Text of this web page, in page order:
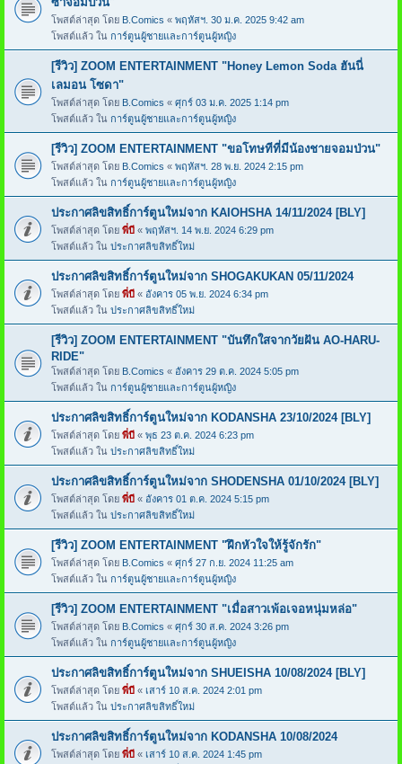
โพสต์ล่าสุด โดย B.Comics « พฤหัสฯ. 30 ม.ค. 2025 9:42 am
โพสต์แล้ว ใน การ์ตูนผู้ชายและการ์ตูนผู้หญิง
[รีวิว] ZOOM ENTERTAINMENT "Honey Lemon Soda ฮันนี่
เลมอน โซดา"
โพสต์ล่าสุด โดย B.Comics « ศุกร์ 03 ม.ค. 2025 1:14 pm
โพสต์แล้ว ใน การ์ตูนผู้ชายและการ์ตูนผู้หญิง
[รีวิว] ZOOM ENTERTAINMENT "ขอโทษทีที่มีน้องชายจอมป่วน"
โพสต์ล่าสุด โดย B.Comics « พฤหัสฯ. 28 พ.ย. 2024 2:15 pm
โพสต์แล้ว ใน การ์ตูนผู้ชายและการ์ตูนผู้หญิง
ประกาศลิขสิทธิ์การ์ตูนใหม่จาก KAIOHSHA 14/11/2024 [BLY]
โพสต์ล่าสุด โดย พี่บี « พฤหัสฯ. 14 พ.ย. 2024 6:29 pm
โพสต์แล้ว ใน ประกาศลิขสิทธิ์ใหม่
ประกาศลิขสิทธิ์การ์ตูนใหม่จาก SHOGAKUKAN 05/11/2024
โพสต์ล่าสุด โดย พี่บี « อังคาร 05 พ.ย. 2024 6:34 pm
โพสต์แล้ว ใน ประกาศลิขสิทธิ์ใหม่
[รีวิว] ZOOM ENTERTAINMENT "บันทึกใสจากวัยฝัน AO-HARU-
RIDE"
โพสต์ล่าสุด โดย B.Comics « อังคาร 29 ต.ค. 2024 5:05 pm
โพสต์แล้ว ใน การ์ตูนผู้ชายและการ์ตูนผู้หญิง
ประกาศลิขสิทธิ์การ์ตูนใหม่จาก KODANSHA 23/10/2024 [BLY]
โพสต์ล่าสุด โดย พี่บี « พุธ 23 ต.ค. 2024 6:23 pm
โพสต์แล้ว ใน ประกาศลิขสิทธิ์ใหม่
ประกาศลิขสิทธิ์การ์ตูนใหม่จาก SHODENSHA 01/10/2024 [BLY]
โพสต์ล่าสุด โดย พี่บี « อังคาร 01 ต.ค. 2024 5:15 pm
โพสต์แล้ว ใน ประกาศลิขสิทธิ์ใหม่
[รีวิว] ZOOM ENTERTAINMENT "ฝึกหัวใจให้รู้จักรัก"
โพสต์ล่าสุด โดย B.Comics « ศุกร์ 27 ก.ย. 2024 11:25 am
โพสต์แล้ว ใน การ์ตูนผู้ชายและการ์ตูนผู้หญิง
[รีวิว] ZOOM ENTERTAINMENT "เมื่อสาวเพ้อเจอหนุ่มหล่อ"
โพสต์ล่าสุด โดย B.Comics « ศุกร์ 30 ส.ค. 2024 3:26 pm
โพสต์แล้ว ใน การ์ตูนผู้ชายและการ์ตูนผู้หญิง
ประกาศลิขสิทธิ์การ์ตูนใหม่จาก SHUEISHA 10/08/2024 [BLY]
โพสต์ล่าสุด โดย พี่บี « เสาร์ 10 ส.ค. 2024 2:01 pm
โพสต์แล้ว ใน ประกาศลิขสิทธิ์ใหม่
ประกาศลิขสิทธิ์การ์ตูนใหม่จาก KODANSHA 10/08/2024
โพสต์ล่าสุด โดย พี่บี « เสาร์ 10 ส.ค. 2024 1:45 pm